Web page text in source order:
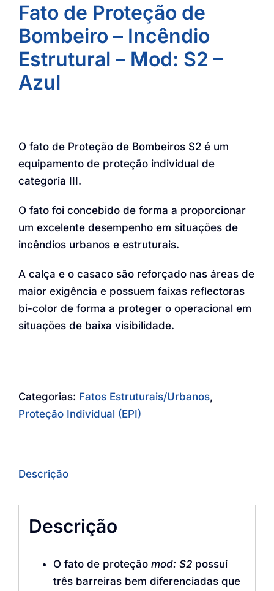
Fato de Proteção de
Bombeiro – Incêndio
Estrutural – Mod: S2 –
Azul
O fato de Proteção de Bombeiros S2 é um
equipamento de proteção individual de
categoria III.
O fato foi concebido de forma a proporcionar
um excelente desempenho em situações de
incêndios urbanos e estruturais.
A calça e o casaco são reforçado nas áreas de
maior exigência e possuem faixas reflectoras
bi-color de forma a proteger o operacional em
situações de baixa visibilidade.
Categorias: Fatos Estruturais/Urbanos,
Proteção Individual (EPI)
Descrição
Descrição
O fato de proteçãomod: S2possuí
três barreiras bem diferenciadas que